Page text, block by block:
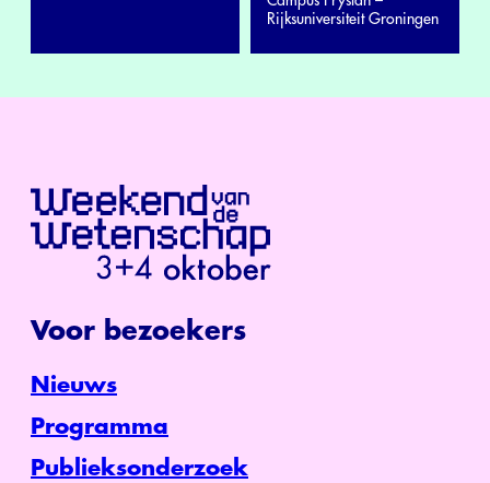
Rijksuniversiteit Groningen
Voor bezoekers
Nieuws
Programma
Publieksonderzoek